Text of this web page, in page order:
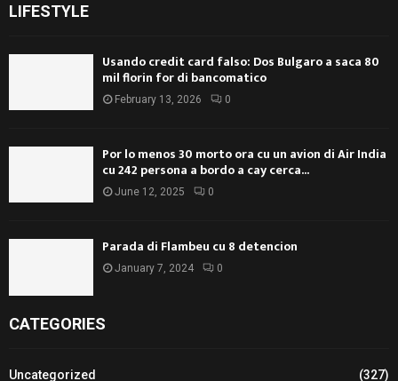
LIFESTYLE
Usando credit card falso: Dos Bulgaro a saca 80
mil florin for di bancomatico
February 13, 2026 0
Por lo menos 30 morto ora cu un avion di Air India
cu 242 persona a bordo a cay cerca...
June 12, 2025 0
Parada di Flambeu cu 8 detencion
January 7, 2024 0
CATEGORIES
Uncategorized
(327)